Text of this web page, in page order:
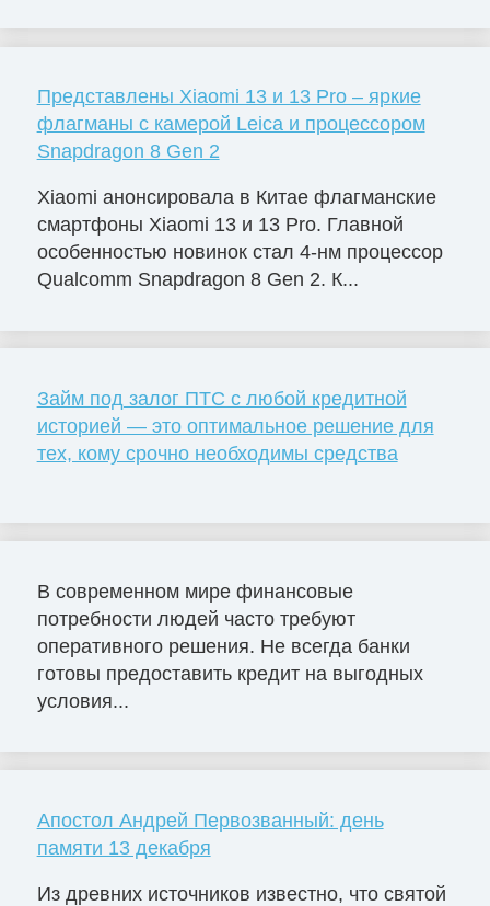
Представлены Xiaomi 13 и 13 Pro – яркие
флагманы с камерой Leica и процессором
Snapdragon 8 Gen 2
Xiaomi анонсировала в Китае флагманские
смартфоны Xiaomi 13 и 13 Pro. Главной
особенностью новинок стал 4-нм процессор
Qualcomm Snapdragon 8 Gen 2. К...
Займ под залог ПТС с любой кредитной
историей — это оптимальное решение для
тех, кому срочно необходимы средства
В современном мире финансовые
потребности людей часто требуют
оперативного решения. Не всегда банки
готовы предоставить кредит на выгодных
условия...
Апостол Андрей Первозванный: день
памяти 13 декабря
Из древних источников известно, что святой